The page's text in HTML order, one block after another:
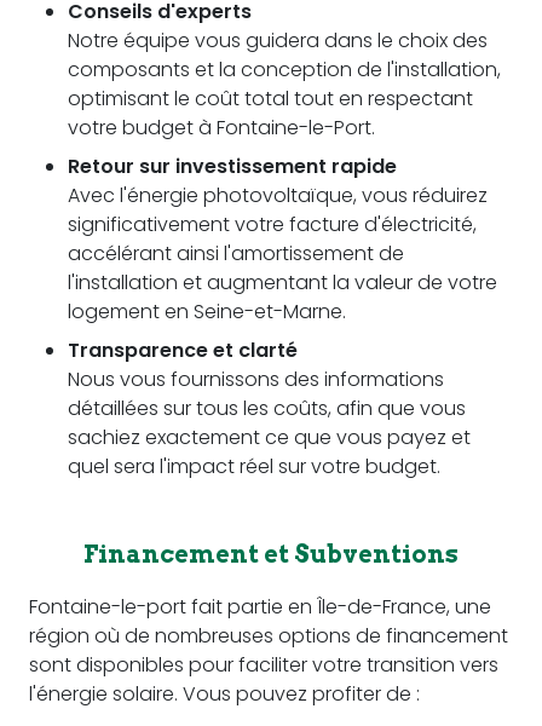
Conseils d'experts
Notre équipe vous guidera dans le choix des
composants et la conception de l'installation,
optimisant le coût total tout en respectant
votre budget à Fontaine-le-Port.
Retour sur investissement rapide
Avec l'énergie photovoltaïque, vous réduirez
significativement votre facture d'électricité,
accélérant ainsi l'amortissement de
l'installation et augmentant la valeur de votre
logement en Seine-et-Marne.
Transparence et clarté
Nous vous fournissons des informations
détaillées sur tous les coûts, afin que vous
sachiez exactement ce que vous payez et
quel sera l'impact réel sur votre budget.
Financement et Subventions
Fontaine-le-port fait partie en Île-de-France, une
région où de nombreuses options de financement
sont disponibles pour faciliter votre transition vers
l'énergie solaire. Vous pouvez profiter de :